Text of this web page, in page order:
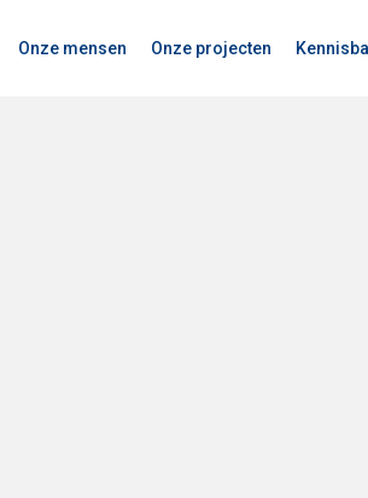
Onze mensen Onze projecten